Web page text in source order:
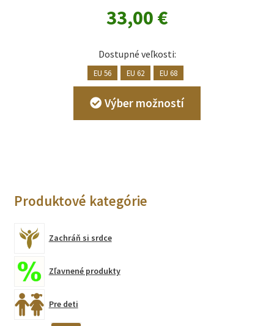
33,00 €
Dostupné veľkosti:
EU 56 EU 62 EU 68
Výber možností
má
Produktové kategórie
Zachráň si srdce
Zľavnené produkty
Pre deti